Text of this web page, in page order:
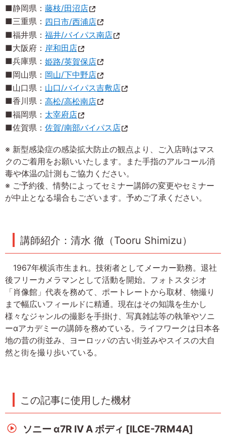
■静岡県： 藤枝/田沼店
■三重県： 四日市/西浦店
■福井県： 福井/バイパス南店
■大阪府： 岸和田店
■兵庫県： 姫路/英賀保店
■岡山県： 岡山/下中野店
■山口県： 山口/バイパス吉敷店
■香川県： 高松/高松南店
■福岡県： 太宰府店
■佐賀県： 佐賀/南部バイパス店
※ 新型感染症の感染拡大防止の観点より、ご入店時はマス
クのご着用をお願いいたします。また手指のアルコール消
毒や体温の計測もご協力ください。
※ ご予約後、情勢によってセミナー講師の変更やセミナー
が中止となる場合もございます。予めご了承ください。
講師紹介：清水 徹（Tooru Shimizu）
1967年横浜市生まれ。技術者としてメーカー勤務。退社
後フリーカメラマンとして活動を開始。フォトスタジオ
「肖像館」代表を務めて、ポートレートから取材、物撮り
まで幅広いフィールドに精通。現在はその知識を生かし
様々なジャンルの撮影を手掛け、写真雑誌等の執筆やソニ
ーαアカデミーの講師を務めている。ライフワークは日本各
地の昔の街並み、ヨーロッパの古い街並みやスイスの大自
然と街を撮り歩いている。
この記事に使用した機材
ソニー α7R IV A ボディ [ILCE-7RM4A]